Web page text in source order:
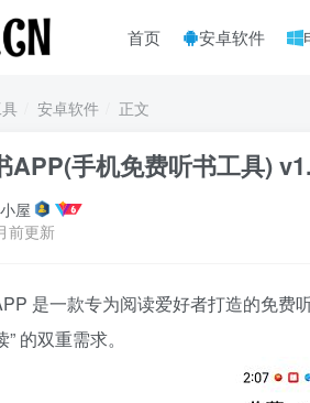
首页 安卓软件
安卓软件 正文
APP(手机免费听书工具)
屋
前更新
是一款专为阅读爱好者打造的免费
的双重需求。